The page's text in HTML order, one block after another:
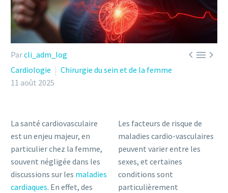

Parcli_adm_log
Cardiologie
Chirurgie du sein et de la femme
11 août 2025
La santé cardiovasculaire
est un enjeu majeur, en
particulier chez la femme,
souvent négligée dans les
discussions sur les maladies
cardiaques. En effet, des
Les facteurs de risque de
maladies cardio-vasculaires
peuvent varier entre les
sexes, et certaines
conditions sont
particulièrement